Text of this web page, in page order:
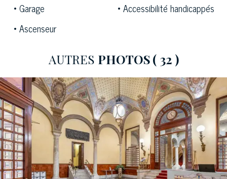
XVIe siècle de
Luca Cambiaso: un chef-d’œuvre du
maniérisme génois. La succession des pièces
des pilastres en relief, des stucs polychromes, des sols
en « seminato » vénitien parsemés de fragments de
corail, ainsi qu’un ensemble décoratif d’une immense
valeur historique et artistique. Au début du XXe siècle,
l’architecteGino Coppedèet le peintre Nicola
Mascialino ont enrichi le bâtiment en y intégrant une
somptueuse cour couverte d’une grande verrière Art
nouveau en vitraux colorés, décorée de motifs néo-
pompéiens.
Garage
Accessibilité handicappés
Ascenseur
AUTRES PHOTOS( 32 )